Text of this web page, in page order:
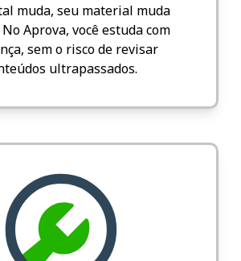
muda, seu material muda
Aprova, você estuda com
sem o risco de revisar
ultrapassados.